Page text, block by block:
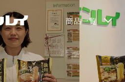
商品一覧